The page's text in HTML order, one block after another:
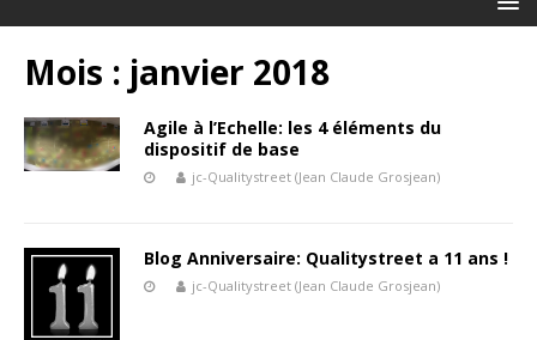
Mois : janvier 2018
Agile à l’Echelle: les 4 éléments du
dispositif de base
jc-Qualitystreet (Jean Claude Grosjean)
Blog Anniversaire: Qualitystreet a 11 ans !
jc-Qualitystreet (Jean Claude Grosjean)